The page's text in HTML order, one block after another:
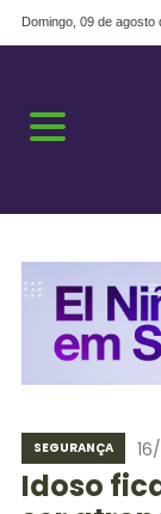
Domingo, 09 de agosto
SEGURANÇA
Idoso